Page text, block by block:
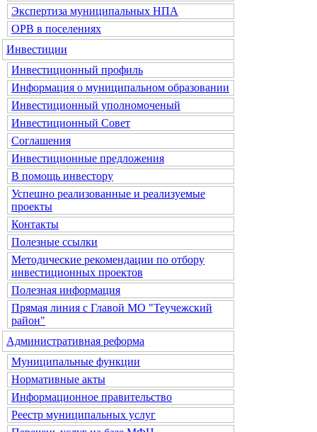
Экспертиза муниципальных НПА
ОРВ в поселениях
Инвестиции
Инвестиционный профиль
Информация о муниципальном образовании
Инвестиционный уполномоченый
Инвестиционный Совет
Соглашения
Инвестиционные предложения
В помощь инвестору
Успешно реализованные и реализуемые
проекты
Контакты
Полезные ссылки
Методические рекомендации по отбору
инвестиционных проектов
Полезная информация
Прямая линия с Главой МО "Теучежский
район"
Административная реформа
Муниципальные функции
Нормативные акты
Информационное правительство
Реестр муниципальных услуг